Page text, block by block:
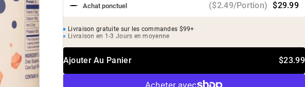
Achat ponctuel ($2.49/Portion) $29.99
Livraison gratuite sur les commandes $99+
Livraison en 1-3 Jours en moyenne
Ajouter Au Panier $23.99